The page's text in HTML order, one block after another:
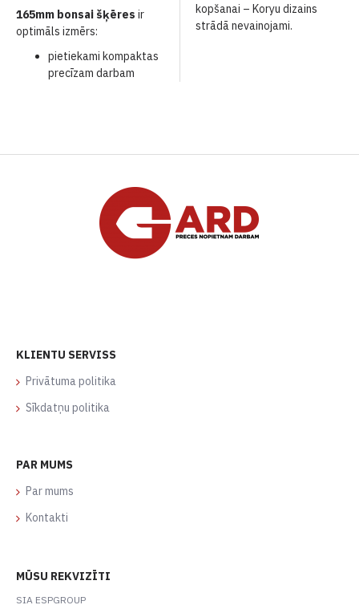
165mm bonsai šķēres ir
optimāls izmērs:
pietiekami kompaktas
precīzam darbam
kopšanai – Koryu dizains
strādā nevainojami.
KLIENTU SERVISS
Privātuma politika
Sīkdatņu politika
PAR MUMS
Par mums
Kontakti
MŪSU REKVIZĪTI
SIA ESPGROUP